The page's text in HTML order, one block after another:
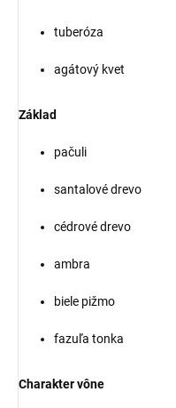
tuberóza
agátový kvet
Základ
pačuli
santalové drevo
cédrové drevo
ambra
biele pižmo
fazuľa tonka
Charakter vône